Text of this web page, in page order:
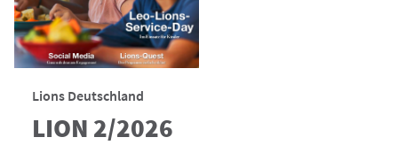
Lions Deutschland
LION 2/2026